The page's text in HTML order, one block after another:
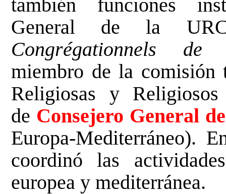
también funciones
General de la
Congrégationnels de
miembro de la comisión
Religiosas y
de Consejero General
Europa-Mediterráneo).
coordinó las
europea y mediterránea.